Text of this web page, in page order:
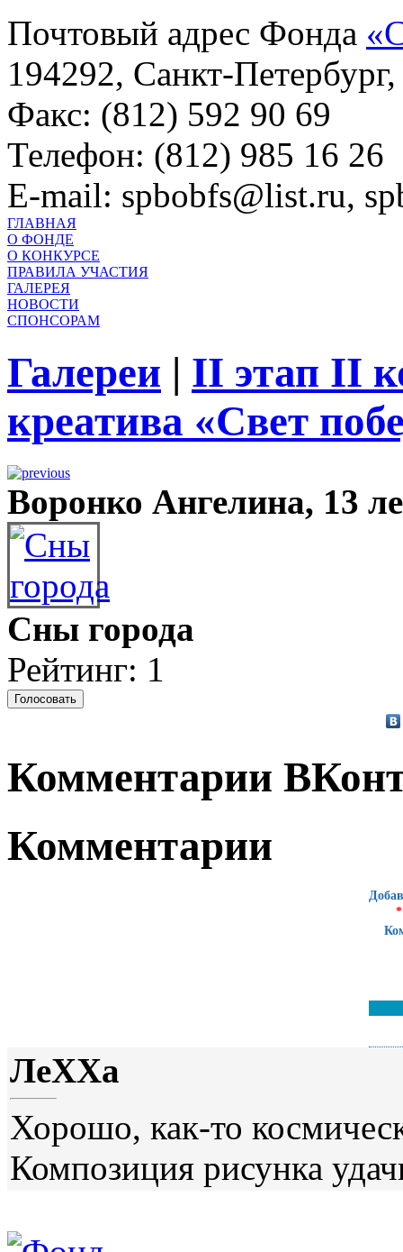
Почтовый адрес Фонда
194292, Санкт-
Факс: (812) 592 90 69
Телефон: (812) 985 16 26
E-mail: spbobfs@list.ru,
ГЛАВНАЯ
О ФОНДЕ
О КОНКУРСЕ
ПРАВИЛА УЧАСТИЯ
ГАЛЕРЕЯ
НОВОСТИ
СПОНСОРАМ
Галереи | II этап II
креатива «Свет
Воронко Ангелина, 13
Сны города
Рейтинг: 1
Комментарии
Комментарии
*
ЛеХХа
Хорошо, как-то
Композиция рисунка